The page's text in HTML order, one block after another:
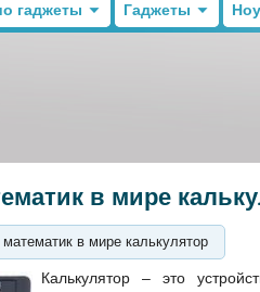
гаджеты Гаджеты
в мире
в мире калькулятор
Калькулятор – это